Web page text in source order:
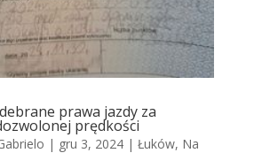
prawa jazdy za
prędkości
| gru 3, 2024| Łuków, Na